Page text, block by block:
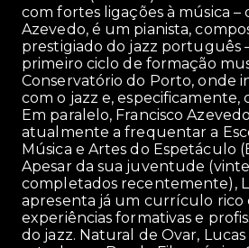
com fortes ligações à música –
Azevedo, é um pianista,
prestigiado do jazz português
primeiro ciclo de formação
Conservatório do Porto, onde
com o jazz e, especificamente,
Em paralelo, Francisco
atualmente a frequentar a
Música e Artes do Espetáculo
Apesar da sua juventude
completados recentemente),
apresenta já um currículo rico
experiências formativas e
do jazz. Natural de Ovar,